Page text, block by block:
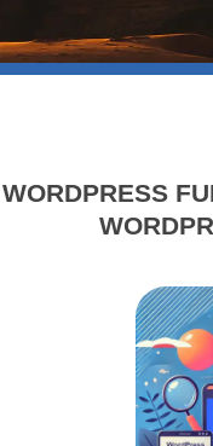
WORDPRESS